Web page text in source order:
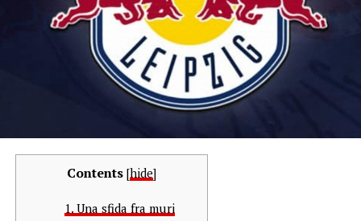
Contents [hide]
1.Una sfida fra muri